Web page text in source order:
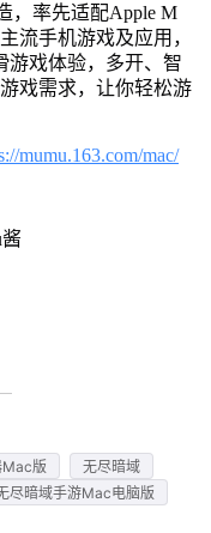
，率先适配Apple M
流手机游戏及应用，
游戏体验，多开、智
戏需求，让你轻松游
mumu.163.com/mac/
版
无尽暗域
尽暗域手游Mac电脑版